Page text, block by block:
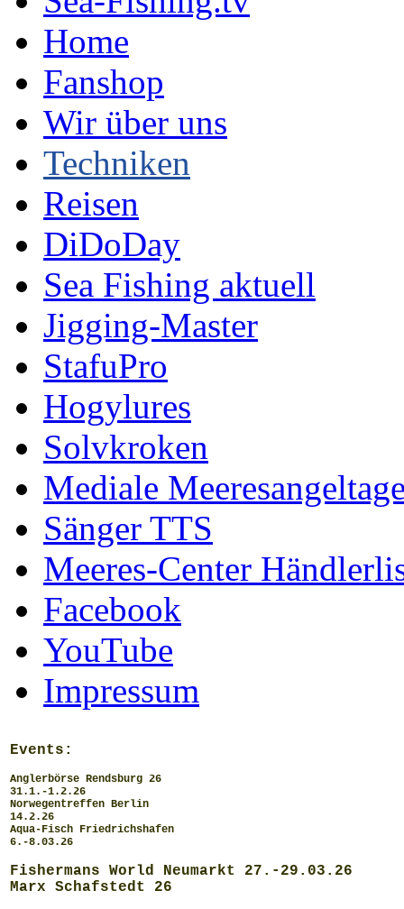
Home
Fanshop
Wir über uns
Techniken
Reisen
DiDoDay
Sea Fishing aktuell
Jigging-Master
StafuPro
Hogylures
Solvkroken
Mediale
Sänger TTS
Meeres-Center
Facebook
YouTube
Impressum
Events:
Anglerbörse Rendsburg 26
31.1.-1.2.26
Norwegentreffen Berlin
14.2.26
Aqua-Fisch Friedrichshafen
6.-8.03.26
Fishermans World Neumarkt 27.-29.03.26
Marx Schafstedt 26